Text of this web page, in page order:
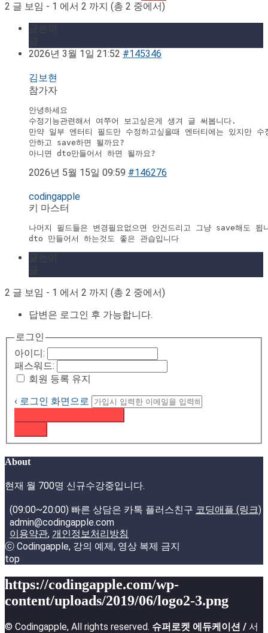
2 글 보임 - 1 에서 2 까지 (총 2 중에서)
2026년 3월 1일 21:52 #145346
김보현
참가자
안녕하세요
수정기능관련해서 여쭈어 보고싶은게 생겨 글 써봅니다.
만약 일부 엔터티 필드만 수정하고싶을때 엔터티에는 있지만
안하고 save하면 될까요?
아니면 dto만들어서 하면 될까요?
2026년 5월 15일 09:59 #146276
codingapple
키 마스터
나머지 필드들은 변경필요없으면 안건드리고 그냥 save해도 됩
dto 만들어서 하는것도 좋은 관습입니다
2 글 보임 - 1 에서 2 까지 (총 2 중에서)
답변은 로그인 후 가능합니다.
로그인
아이디:
패스워드:
회원 등록 유지
‹ 로그인 화면으로
About
현재 월 700명 신규수강중입니다.
(09:00~20:00) 빠른 상담은 카톡 플러스친구 코딩애플 (링크)
admin@codingapple.com
이용약관, 개인정보처리방침
ⓒ Codingapple, 강의 예제, 영상 복제 금지
top
https://codingapple.com/wp-
content/uploads/2019/06/logo2-3.png
© Codingapple, All rights reserved. 슈퍼로켓 에듀케이션 / 서